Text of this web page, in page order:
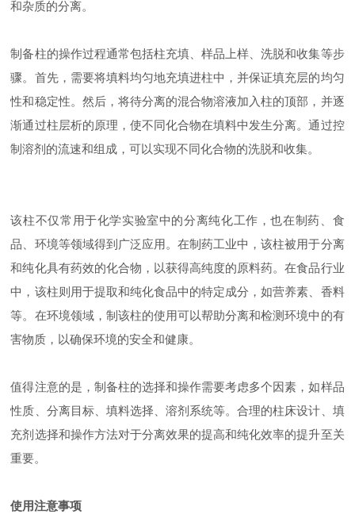
和杂质的分离。
制备柱的操作过程通常包括柱充填、样品上样、洗脱和收集等步
骤。首先，需要将填料均匀地充填进柱中，并保证填充层的均匀
性和稳定性。然后，将待分离的混合物溶液加入柱的顶部，并逐
渐通过柱层析的原理，使不同化合物在填料中发生分离。通过控
制溶剂的流速和组成，可以实现不同化合物的洗脱和收集。
该柱不仅常用于化学实验室中的分离纯化工作，也在制药、食
品、环境等领域得到广泛应用。在制药工业中，该柱被用于分离
和纯化具有药效的化合物，以获得高纯度的原料药。在食品行业
中，该柱则用于提取和纯化食品中的特定成分，如营养素、香料
等。在环境领域，制该柱的使用可以帮助分离和检测环境中的有
害物质，以确保环境的安全和健康。
值得注意的是，制备柱的选择和操作需要考虑多个因素，如样品
性质、分离目标、填料选择、溶剂系统等。合理的柱床设计、填
充剂选择和操作方法对于分离效果的提高和纯化效率的提升至关
重要。
使用注意事项